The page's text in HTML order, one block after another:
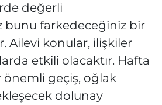
değerli
bunu farkedeceğiniz bir
Ailevi konular, ilişkiler
etkili olacaktır. Hafta
geçiş, oğlak
dolunay